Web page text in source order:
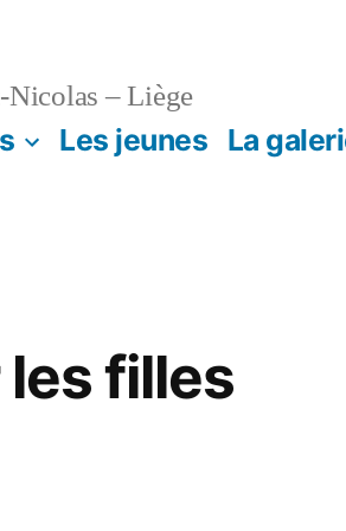
Nicolas – Liège
Les jeunes La
filles